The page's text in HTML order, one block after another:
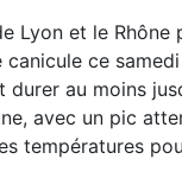
Lyon et le Rhône
canicule ce
durer au moins
avec un pic
températures